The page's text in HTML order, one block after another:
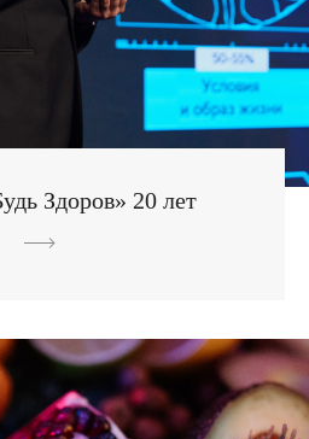
Здоров» 20 лет